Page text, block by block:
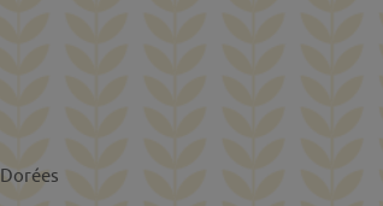
Dorées